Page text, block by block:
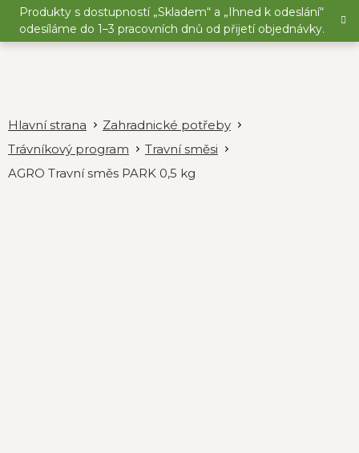
Přejít
obsah
Produkty s dostupností „Skladem“ a „Ihned k odeslání“
odesíláme do 1–3 pracovních dnů od přijetí objednávky.
Zahradnické potřeby
Trávníkový program
Travní směsi
AGRO Travní směs PARK 0,5 kg